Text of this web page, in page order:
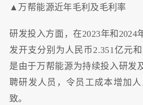
▲万帮能源近年毛利及毛利率
研发投入方面，在2023年和2024
发开支分别为人民币2.351亿元
是由于万帮能源为持续投入研发
聘研发人员，令员工成本增加
致。